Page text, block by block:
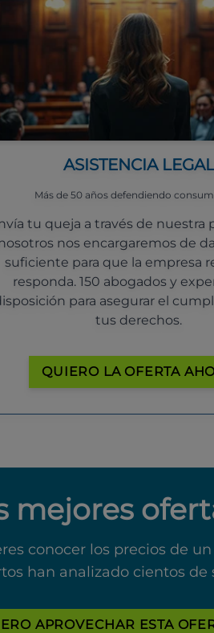
ASISTENCIA LEGAL
Más de 50 años defendiendo
tu queja a través de nuestra
nos encargaremos de
suficiente para que la empresa
responda. 150 abogados y
para asegurar el
tus derechos.
QUIERO LA OFERTA
mejores
conocer los precios de
han analizado cientos de
APROVECHAR ESTA